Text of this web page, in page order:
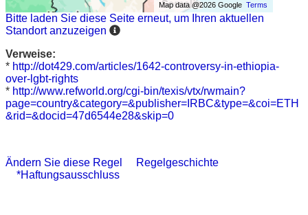
Map data @2026 GoogleTerms
Bitte laden Sie diese Seite erneut, um Ihren aktuellen
Standort anzuzeigen
Verweise:
* http://dot429.com/articles/1642-controversy-in-ethiopia-
over-lgbt-rights
* http://www.refworld.org/cgi-bin/texis/vtx/rwmain?
page=country&category=&publisher=IRBC&type=&coi=ETH
&rid=&docid=47d6544e28&skip=0
Ändern Sie diese Regel
Regelgeschichte
*Haftungsausschluss